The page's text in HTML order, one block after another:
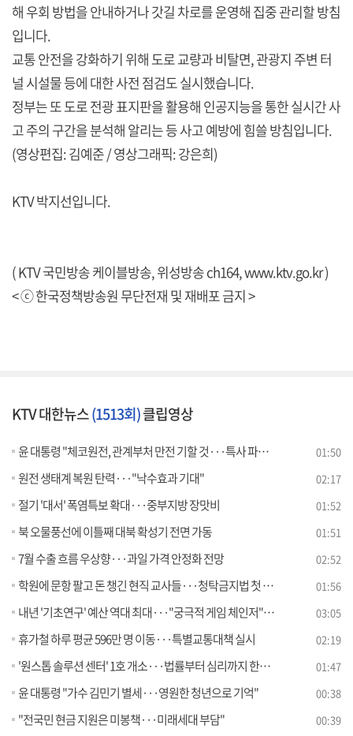
해 우회 방법을 안내하거나 갓길 차로를 운영해 집중 관리할 방침
입니다.
교통 안전을 강화하기 위해 도로 교량과 비탈면, 관광지 주변 터
널 시설물 등에 대한 사전 점검도 실시했습니다.
정부는 또 도로 전광 표지판을 활용해 인공지능을 통한 실시간 사
고 주의 구간을 분석해 알리는 등 사고 예방에 힘쓸 방침입니다.
(영상편집: 김예준 / 영상그래픽: 강은희)
KTV 박지선입니다.
( KTV 국민방송 케이블방송, 위성방송 ch164,www.ktv.go.kr)
< ⓒ 한국정책방송원 무단전재 및 재배포 금지 >
KTV 대한뉴스(1513회)클립영상
윤 대통령 "체코원전, 관계부처 만전 기할 것···특사 파견 검토" 01:50
원전 생태계 복원 탄력···"낙수효과 기대" 02:17
절기 '대서' 폭염특보 확대···중부지방 장맛비 01:52
북 오물풍선에 이틀째 대북 확성기 전면 가동 01:51
7월 수출 흐름 우상향···과일 가격 안정화 전망 02:52
학원에 문항 팔고 돈 챙긴 현직 교사들···청탁금지법 첫 적용 01:56
내년 '기초연구' 예산 역대 최대···"궁극적 게임 체인저" [정책현장+] 03:05
휴가철 하루 평균 596만 명 이동···특별교통대책 실시 02:19
'원스톱 솔루션 센터' 1호 개소···법률부터 심리까지 한번에 01:47
윤 대통령 "가수 김민기 별세···영원한 청년으로 기억" 00:38
"전국민 현금 지원은 미봉책···미래세대 부담" 00:39